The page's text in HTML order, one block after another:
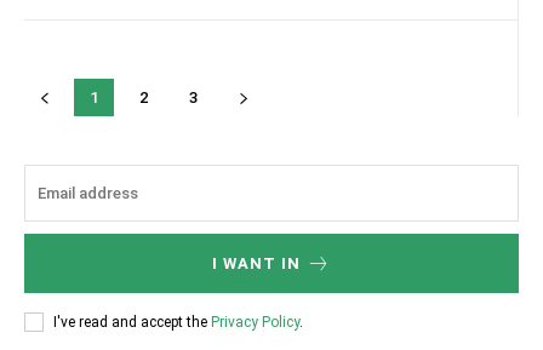
1 2 3
I WANT IN
I've read and accept the Privacy Policy.